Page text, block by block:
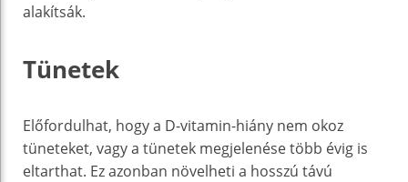
alakítsák.
Tünetek
Előfordulhat, hogy a D-vitamin-hiány nem okoz
tüneteket, vagy a tünetek megjelenése több évig is
eltarthat. Ez azonban növelheti a hosszú távú